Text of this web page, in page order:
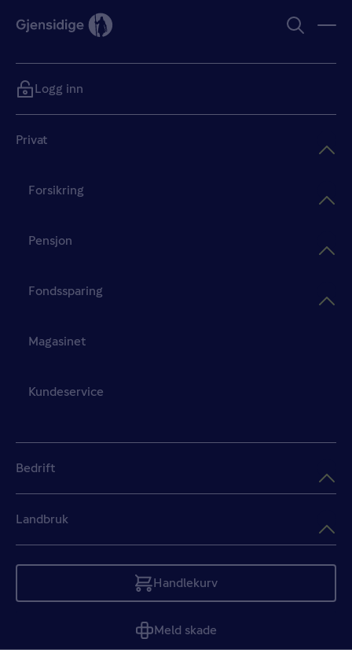
Privat
Forsikring
Pensjon
Fondssparing
Magasinet
Kundeservice
Bedrift
Landbruk
Handlekurv
Tom
Meld skade
Logg inn